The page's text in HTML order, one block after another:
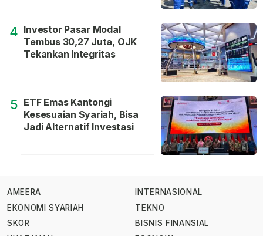
4 Investor Pasar Modal
Tembus 30,27 Juta, OJK
Tekankan Integritas
5 ETF Emas Kantongi
Kesesuaian Syariah, Bisa
Jadi Alternatif Investasi
AMEERA
EKONOMI SYARIAH
SKOR
INTERNASIONAL
TEKNO
BISNIS FINANSIAL